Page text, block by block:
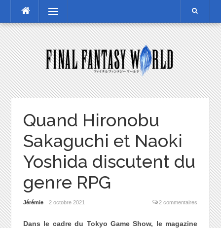
content
Menu
Quand Hironobu
Sakaguchi et Naoki
Yoshida discutent du
genre RPG
Jérémie 2 octobre 2021 2 commentaires
Dans le cadre du Tokyo Game Show, le magazine